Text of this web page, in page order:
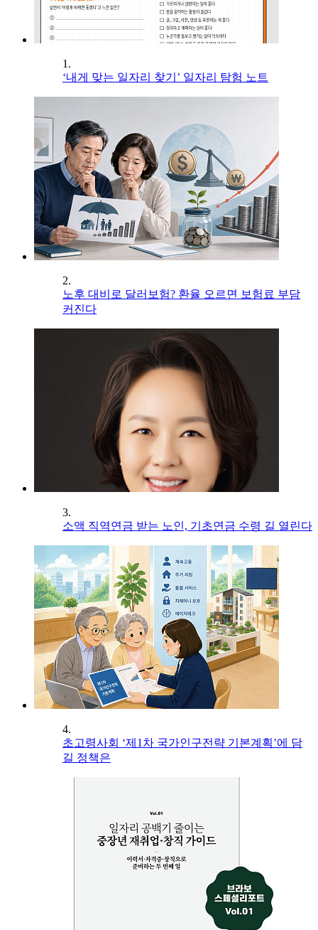
1.
‘내게 맞는 일자리 찾기’ 일자리 탐험 노트
2.
노후 대비로 달러보험? 환율 오르면 보험료 부담
커진다
3.
소액 직역연금 받는 노인, 기초연금 수령 길 열린다
4.
초고령사회 ‘제1차 국가인구전략 기본계획’에 담
길 정책은